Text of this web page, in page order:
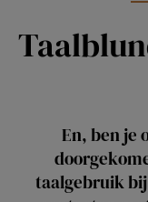
En, ben je
taalgebruik